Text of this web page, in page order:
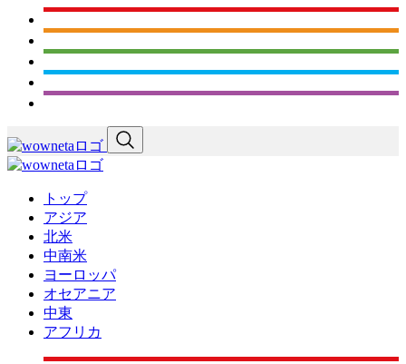
トップ
アジア
北米
中南米
ヨーロッパ
オセアニア
中東
アフリカ